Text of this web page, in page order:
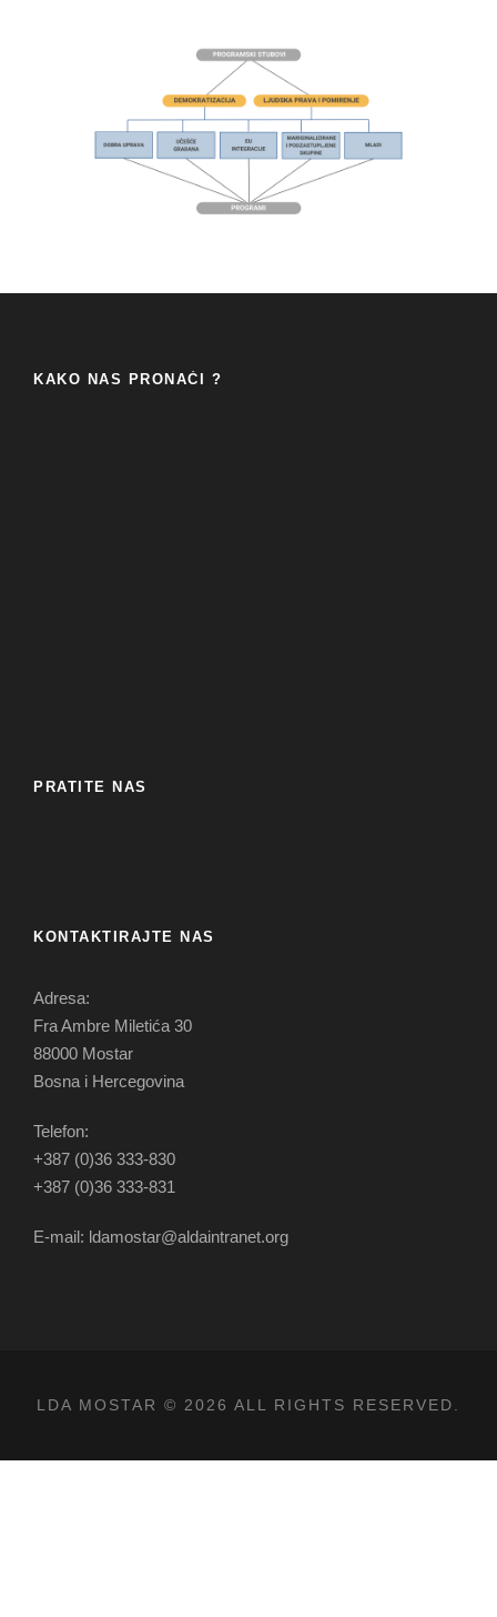
KAKO NAS PRONAĆI ?
PRATITE NAS
KONTAKTIRAJTE NAS
Adresa:
Fra Ambre Miletića 30
88000 Mostar
Bosna i Hercegovina
Telefon:
+387 (0)36 333-830
+387 (0)36 333-831
E-mail: ldamostar@aldaintranet.org
LDA MOSTAR © 2026 ALL RIGHTS RESERVED.